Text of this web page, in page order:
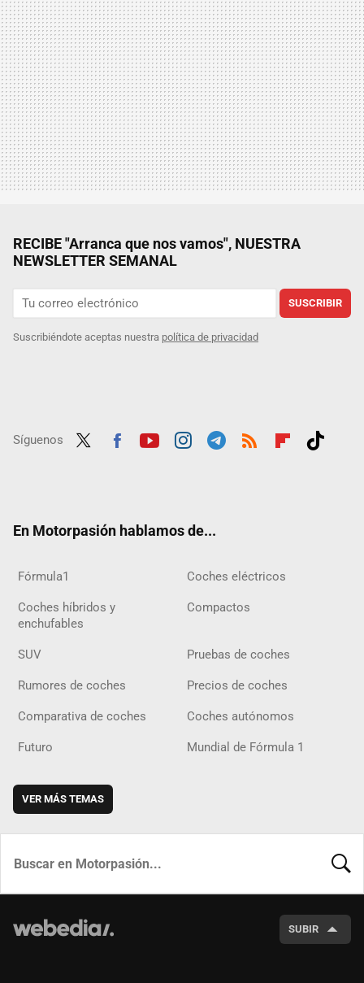
RECIBE "Arranca que nos vamos", NUESTRA
NEWSLETTER SEMANAL
SUSCRIBIR
Suscribiéndote aceptas nuestra política de privacidad
Síguenos
En Motorpasión hablamos de...
Fórmula1 Coches eléctricos
Coches híbridos y
enchufables
Compactos
SUV Pruebas de coches
Rumores de coches Precios de coches
Comparativa de coches Coches autónomos
Futuro Mundial de Fórmula 1
VER MÁS TEMAS
SUBIR